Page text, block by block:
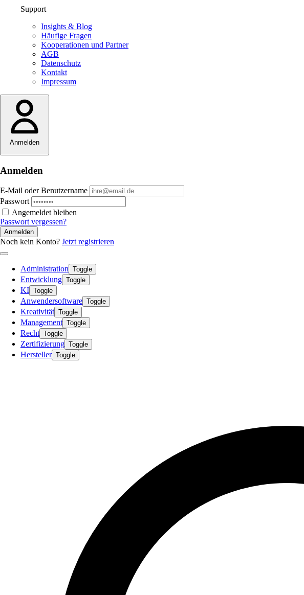
Support
Insights & Blog
Häufige Fragen
Kooperationen und Partner
AGB
Datenschutz
Kontakt
Impressum
Anmelden
Anmelden
E-Mail oder Benutzername
Passwort
Angemeldet bleiben
Passwort vergessen?
Anmelden
Noch kein Konto? Jetzt registrieren
Administration Toggle
Entwicklung Toggle
KI Toggle
Anwendersoftware Toggle
Kreativität Toggle
Management Toggle
Recht Toggle
Zertifizierung Toggle
Hersteller Toggle